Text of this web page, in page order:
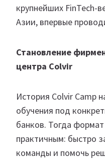
крупнейших FinTech-
Азии, впервые
Становление
центра Colvir
История Colvir Camp
обучения под
банков. Тогда
практичным: быстро
команды и помочь